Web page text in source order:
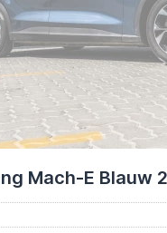
Mach-E Blauw